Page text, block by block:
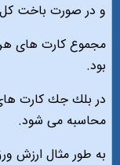
و در صورت باخت كل
بود.
محاسبه مى شود.
به طور مثال ارزش ورق ٦ همان ٦ محاسبه مى